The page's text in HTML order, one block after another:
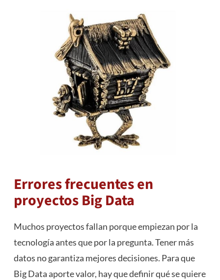
Errores frecuentes en
proyectos Big Data
Muchos proyectos fallan porque empiezan por la
tecnología antes que por la pregunta. Tener más
datos no garantiza mejores decisiones. Para que
Big Data aporte valor, hay que definir qué se quiere